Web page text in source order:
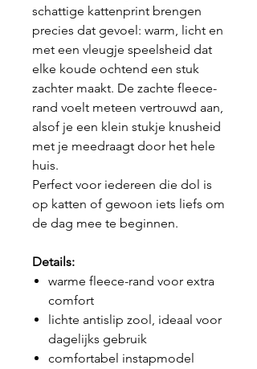
schattige kattenprint brengen
precies dat gevoel: warm, licht en
met een vleugje speelsheid dat
elke koude ochtend een stuk
zachter maakt. De zachte fleece-
rand voelt meteen vertrouwd aan,
alsof je een klein stukje knusheid
met je meedraagt door het hele
huis.
Perfect voor iedereen die dol is
op katten of gewoon iets liefs om
de dag mee te beginnen.
Details:
warme fleece-rand voor extra
comfort
lichte antislip zool, ideaal voor
dagelijks gebruik
comfortabel instapmodel